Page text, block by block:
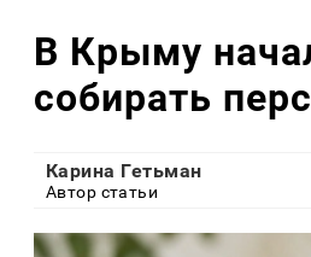
В Крыму
собирать
Карина Гетьман
Автор статьи